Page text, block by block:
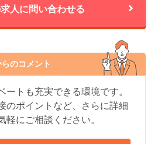
人に問い合わせる
のコメント
ートも充実できる環境です。
のポイントなど、さらに詳細
軽にご相談ください。